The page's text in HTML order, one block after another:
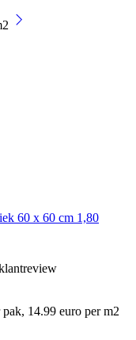
60 x 60 cm 1,80
14.99 euro per m2